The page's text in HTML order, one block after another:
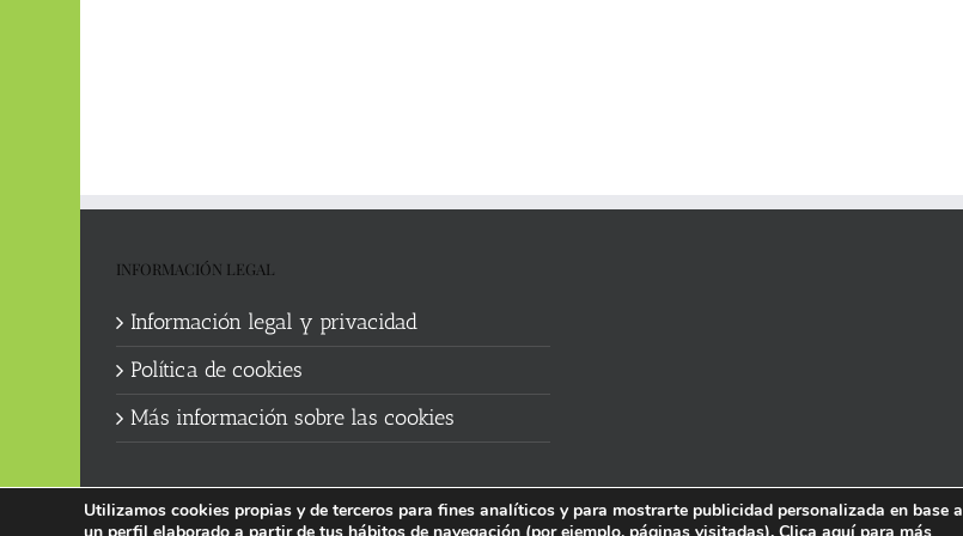
INFORMACIÓN LEGAL
Información legal y privacidad
Política de cookies
Más información sobre las cookies
Utilizamos cookies propias y de terceros para fines analíticos y para mostrarte publicidad personalizada en base a